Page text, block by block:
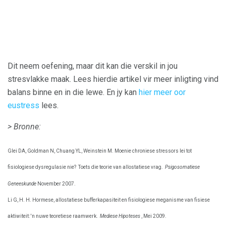
Dit neem oefening, maar dit kan die verskil in jou
stresvlakke maak. Lees hierdie artikel vir meer inligting vind
balans binne en in die lewe. En jy kan hier meer oor
eustress lees.
> Bronne:
Glei DA, Goldman N, Chuang YL, Weinstein M. Moenie chroniese stressors lei tot
fisiologiese dysregulasie nie? Toets die teorie van allostatiese vrag. Psigosomatiese
Geneeskunde November 2007.
Li G, H. H. Hormese, allostatiese bufferkapasiteit en fisiologiese meganisme van fisiese
aktiwiteit: 'n nuwe teoretiese raamwerk. Mediese Hipoteses , Mei 2009.